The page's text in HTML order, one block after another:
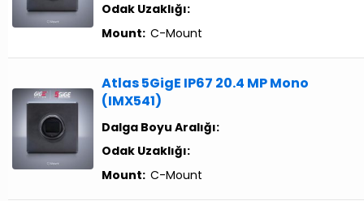
Odak Uzaklığı:
Mount: C-Mount
Atlas 5GigE IP67 20.4 MP Mono
(IMX541)
Dalga Boyu Aralığı:
Odak Uzaklığı:
Mount: C-Mount